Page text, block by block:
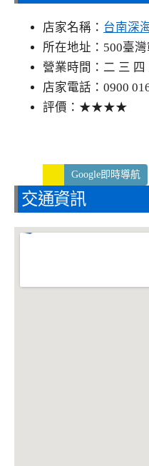
店家名稱： 台南深
所在地址：500臺
營業時間：二 三 四
店家電話：0900
評價：★★★★
Google即時導航
交通資訊